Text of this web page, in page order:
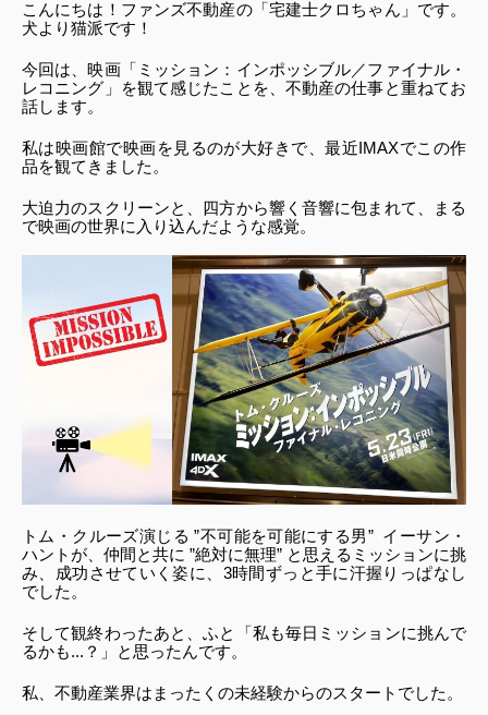
こんにちは！ファンズ不動産の「宅建士クロちゃん」です。
犬より猫派です！
今回は、映画「ミッション：インポッシブル／ファイナル・
レコニング」を観て感じたことを、不動産の仕事と重ねてお
話します。
私は映画館で映画を見るのが大好きで、最近IMAXでこの作
品を観てきました。
大迫力のスクリーンと、四方から響く音響に包まれて、まる
で映画の世界に入り込んだような感覚。
トム・クルーズ演じる ”不可能を可能にする男”  イーサン・
ハントが、仲間と共に ”絶対に無理” と思えるミッションに挑
み、成功させていく姿に、3時間ずっと手に汗握りっぱなし
でした。
そして観終わったあと、ふと「私も毎日ミッションに挑んで
るかも...？」と思ったんです。
私、不動産業界はまったくの未経験からのスタートでした。